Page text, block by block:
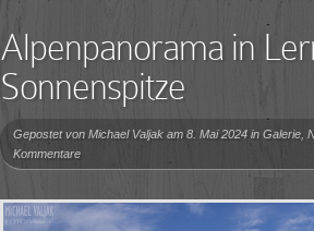
Alpenpanorama in
Sonnenspitze
Gepostet von Michael Valjak am 8. Mai 2024 in Galerie
Kommentare